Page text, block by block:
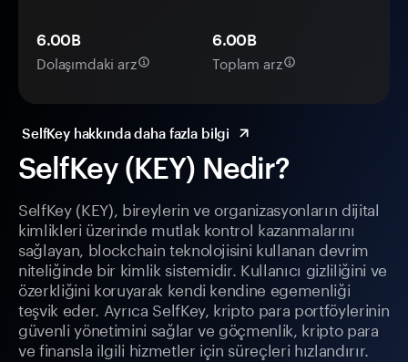
SelfKey (KEY) Nedir?
SelfKey (KEY), bireylerin ve organizasyonların dijital
kimlikleri üzerinde mutlak kontrol kazanmalarını
sağlayan, blockchain teknolojisini kullanan devrim
niteliğinde bir kimlik sistemidir. Kullanıcı gizliliğini ve
özerkliğini koruyarak kendi kendine egemenliği
teşvik eder. Ayrıca SelfKey, kripto para portföylerinin
güvenli yönetimini sağlar ve göçmenlik, kripto para
ve finansla ilgili hizmetler için süreçleri hızlandırır.
6.00B
Dolaşımdaki arz
6.00B
Toplam arz
SelfKey hakkında daha fazla bilgi